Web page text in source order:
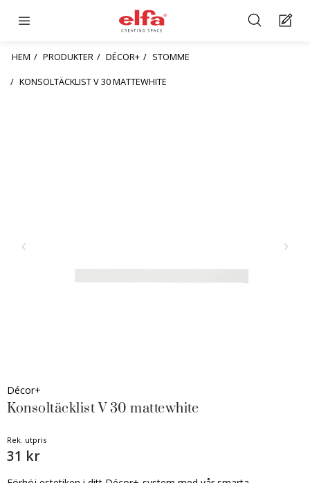
HEM PRODUKTER DÉCOR+
STOMME
KONSOLTÄCKLIST V 30 MATTEWHITE
Décor+
Konsoltäcklist V 30 mattewhite
Rek. utpris
31 kr